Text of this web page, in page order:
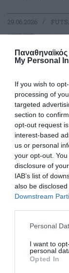
My Personal
If you wish to
processing of
targeted
section to
opt-out request
interest-based
us or personal
your opt-out.
disclosure of
IAB’s list of
also be
Downstream
Please note that
not limited to
grant or deny
use your data
Personal
I want to
personal
Opted In
29.06.2026
Ο Παναθηναϊκός